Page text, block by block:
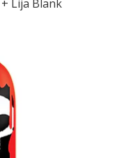
Lija Blank